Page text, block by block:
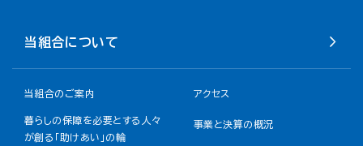
当組合について
当組合のご案内 アクセス
暮らしの保障を必要とする人々
が創る「助けあい」の輪
事業と決算の概況